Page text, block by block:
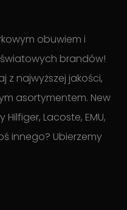
obuwiem i
brandów!
z najwyższej jakości,
asortymentem. New
Lacoste, EMU,
innego? Ubierzemy